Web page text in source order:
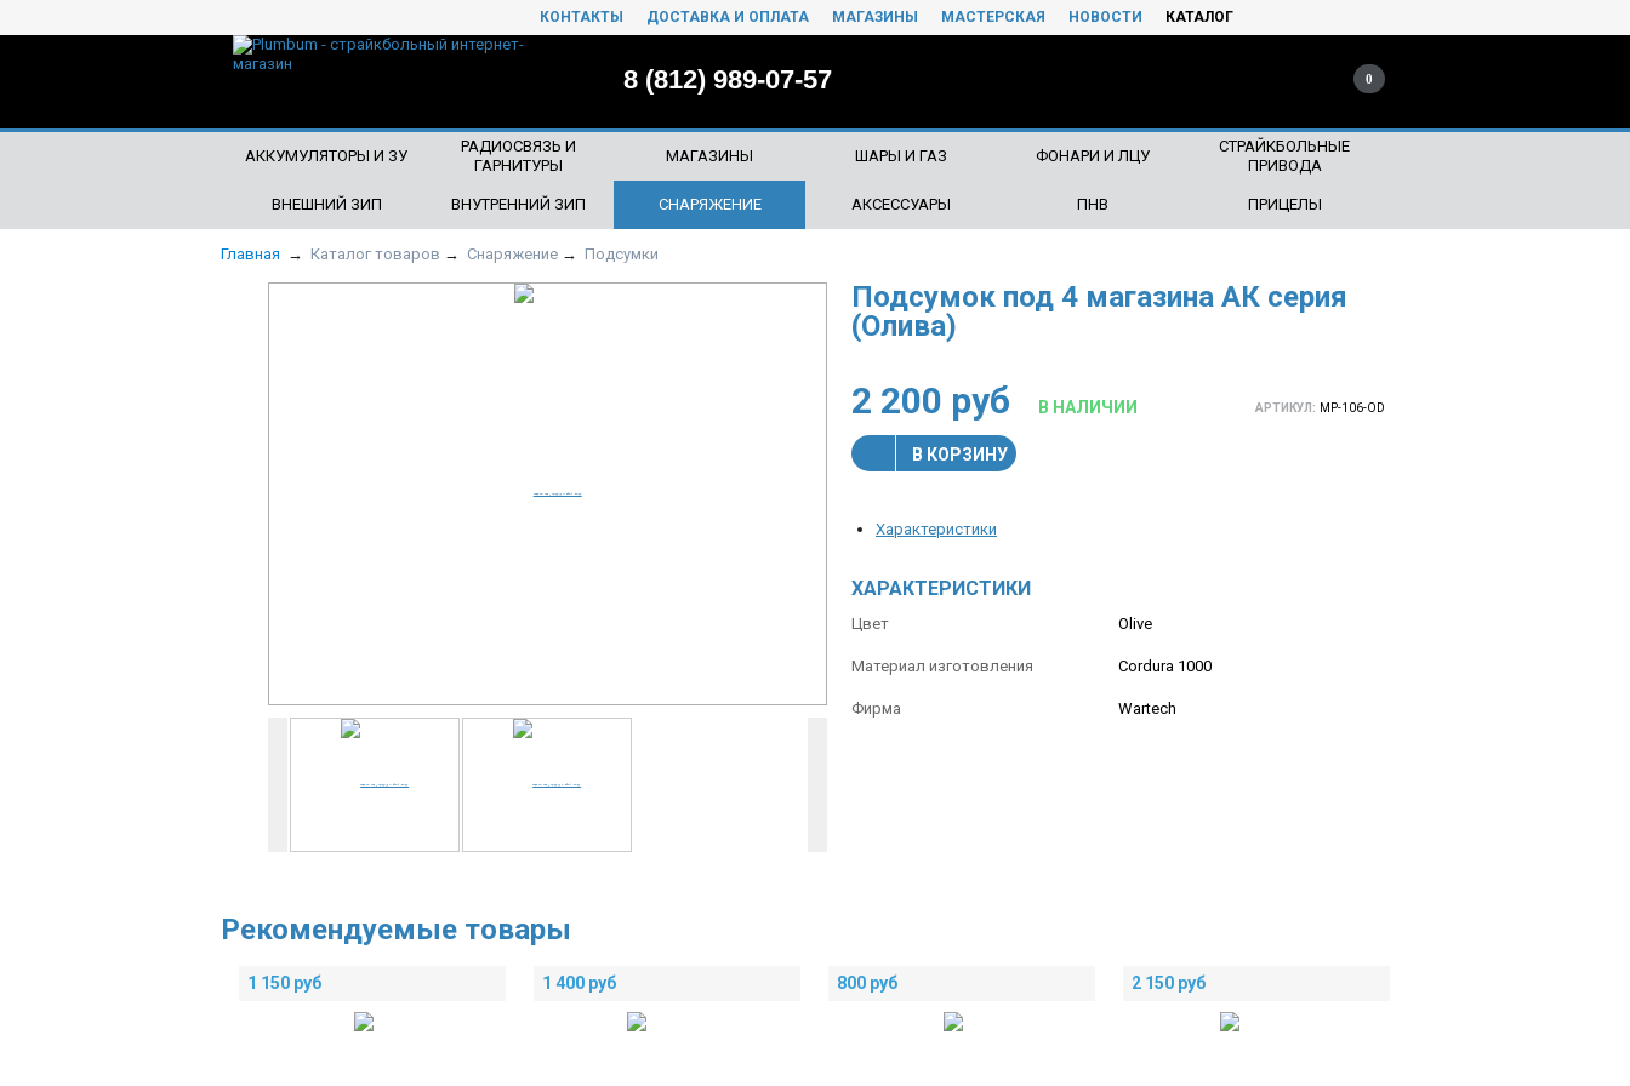
КОНТАКТЫ ДОСТАВКА И ОПЛАТА МАГАЗИНЫ МАСТЕРСКАЯ НОВОСТИ КАТАЛОГ
8 (812) 989-07-57 0
АККУМУЛЯТОРЫ И ЗУ
РАДИОСВЯЗЬ И
ГАРНИТУРЫ
МАГАЗИНЫ ШАРЫ И ГАЗ ФОНАРИ И ЛЦУ
СТРАЙКБОЛЬНЫЕ
ПРИВОДА
ВНЕШНИЙ ЗИП ВНУТРЕННИЙ ЗИП СНАРЯЖЕНИЕ АКСЕССУАРЫ ПНВ ПРИЦЕЛЫ
Главная → Каталог товаров → Снаряжение → Подсумки
Подсумок под 4 магазина АК серия
(Олива)
2 200 руб В НАЛИЧИИ АРТИКУЛ: MP-106-OD
В КОРЗИНУ
Характеристики
ХАРАКТЕРИСТИКИ
Цвет Olive
Материал изготовления Cordura 1000
Фирма Wartech
Рекомендуемые товары
1 150 руб 1 400 руб 800 руб 2 150 руб
ЧТО БУДЕМ ИСКАТЬ?